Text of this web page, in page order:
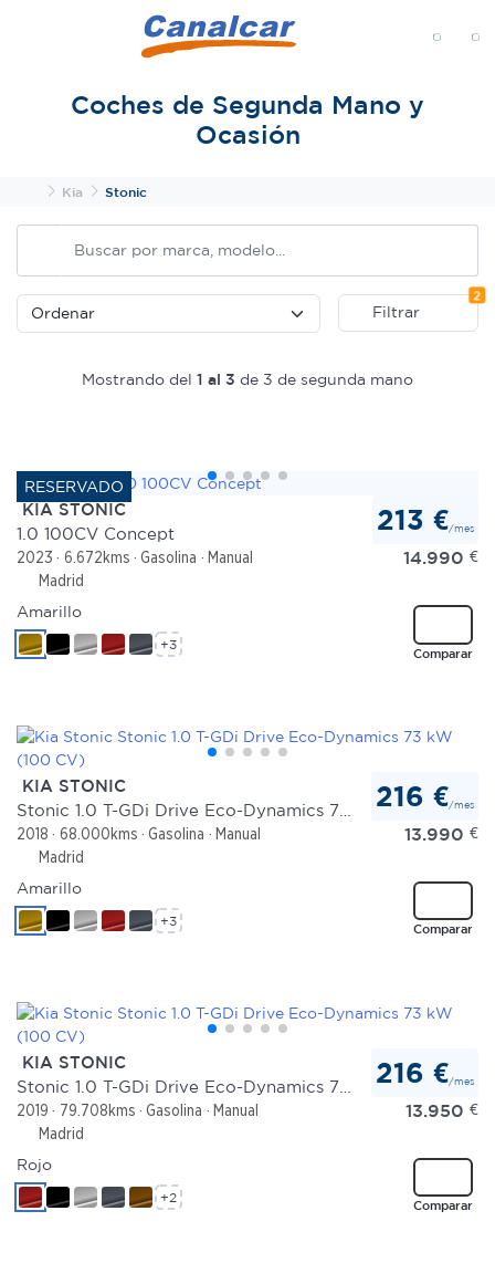
Coches de Segunda Mano y
Ocasión
InicioKia Stonic
Filtrar
2
Mostrando del 1 al 3 de 3 de segunda mano
KIA STONIC
1.0 100CV Concept
2023 6.672kms Gasolina
Manual
Madrid
213 €/mes
14.990 €
Comparar
Amarillo
+3
KIA STONIC
2018 68.000kms Gasolina
Manual
Madrid
216 €/mes
13.990 €
Comparar
Amarillo
+3
KIA STONIC
2019 79.708kms Gasolina
Manual
Madrid
216 €/mes
13.950 €
Comparar
Rojo
+2